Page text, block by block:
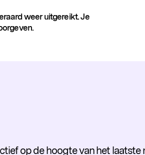
weer uitgereikt. Je
op de hoogte van het laatste